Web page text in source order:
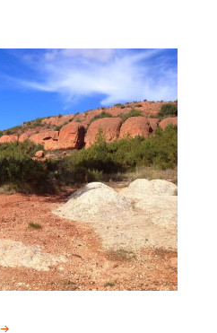
Source de l’Infernet par le GR